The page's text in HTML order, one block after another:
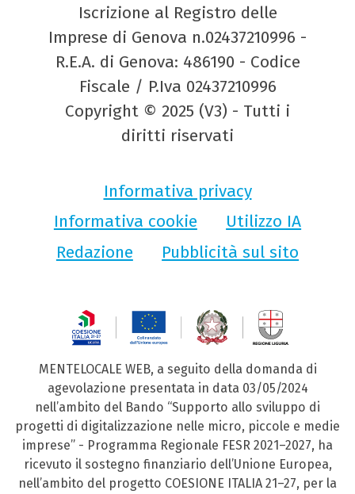
Iscrizione al Registro delle
Imprese di Genova n.02437210996 -
R.E.A. di Genova: 486190 - Codice
Fiscale / P.Iva 02437210996
Copyright © 2025 (V3) - Tutti i
diritti riservati
Informativa privacy
Informativa cookie
Utilizzo IA
Redazione
Pubblicità sul sito
MENTELOCALE WEB, a seguito della domanda di
agevolazione presentata in data 03/05/2024
nell’ambito del Bando “Supporto allo sviluppo di
progetti di digitalizzazione nelle micro, piccole e medie
imprese” - Programma Regionale FESR 2021–2027, ha
ricevuto il sostegno finanziario dell’Unione Europea,
nell’ambito del progetto COESIONE ITALIA 21–27, per la